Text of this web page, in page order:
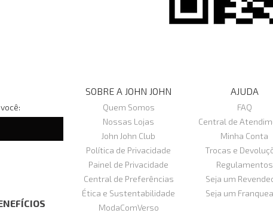
SOBRE A JOHN JOHN
Quem Somos
Nossas Lojas
John John Club
Política de Privacidade
Painel de Privacidade
Central de Preferências
Ética e Sustentabilidade
ModaComVerso
AJUDA
FAQ
Central de
Minha Conta
Trocas e
Regulamentos
Seja um
Seja um